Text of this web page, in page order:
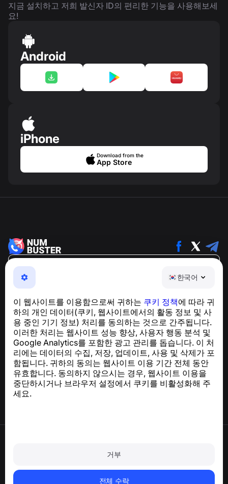
한국어
이 웹사이트를 이용함으로써 귀하는 쿠키 정책에 따라 귀
하의 개인 데이터(쿠키, 웹사이트에서의 활동 정보 및 사
용 중인 기기 정보) 처리를 동의하는 것으로 간주됩니다.
이러한 처리는 웹사이트 성능 향상, 사용자 행동 분석 및
Google Analytics를 포함한 광고 관리를 돕습니다. 이 처
리에는 데이터의 수집, 저장, 업데이트, 사용 및 삭제가 포
함됩니다. 귀하의 동의는 웹사이트 이용 기간 전체 동안
유효합니다. 동의하지 않으시는 경우, 웹사이트 이용을
중단하시거나 브라우저 설정에서 쿠키를 비활성화해 주
세요.
거부
전체 수락
지금 설치하고 저희 발신자 ID의 편리한 기능을 사용해보세
요!
Android
iPhone
Download from the
App Store
NumBuster © 2013—2026 ·
support@numbuster.com
하는 간편한 앱
GDPR 준수 관련 문의:support@numbuster.com
도움말 센터
뉴스 및 기사
프로젝트 소개
연락처
계정 및 개인정보 삭제